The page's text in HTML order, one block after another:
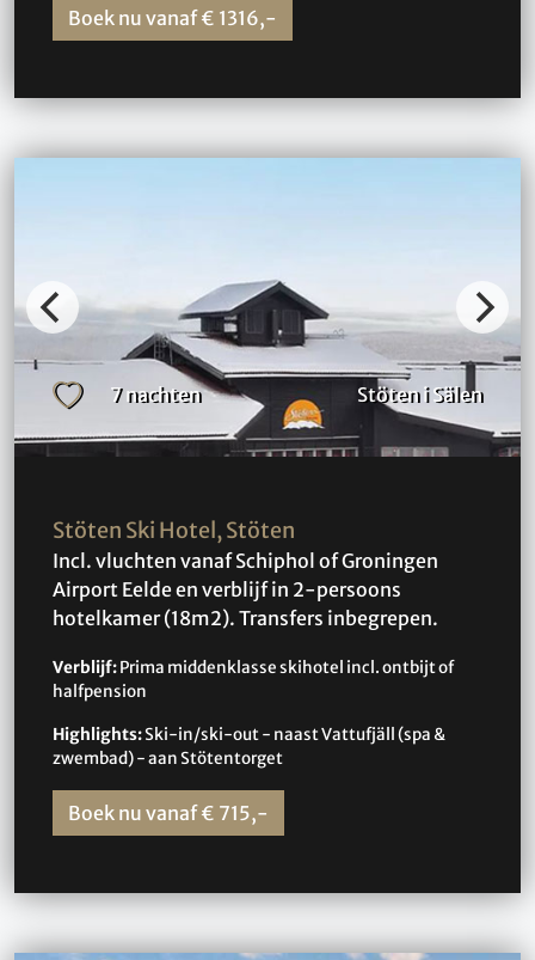
Boek nu vanaf € 1316,-
7 nachten Stöten i Sälen
Stöten Ski Hotel, Stöten
Incl. vluchten vanaf Schiphol of Groningen
Airport Eelde en verblijf in 2-persoons
hotelkamer (18m2). Transfers inbegrepen.
Verblijf:Prima middenklasse skihotel incl. ontbijt of
halfpension
Highlights:Ski-in/ski-out - naast Vattufjäll (spa &
zwembad) - aan Stötentorget
Boek nu vanaf € 715,-